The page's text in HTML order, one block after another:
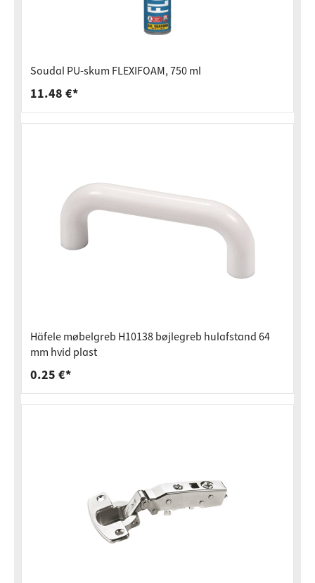
Soudal PU-skum FLEXIFOAM, 750 ml
11.48 €*
Häfele møbelgreb H10138 bøjlegreb hulafstand 64
mm hvid plast
0.25 €*